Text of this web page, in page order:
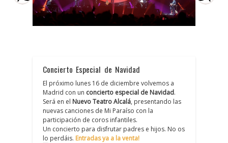
Concierto Especial de Navidad
El próximo lunes 16 de diciembre volvemos a
Madrid con un concierto especial de Navidad.
Será en el Nuevo Teatro Alcalá, presentando las
nuevas canciones de Mi Paraíso con la
participación de coros infantiles.
Un concierto para disfrutar padres e hijos. No os
lo perdáis. Entradas ya a la venta!